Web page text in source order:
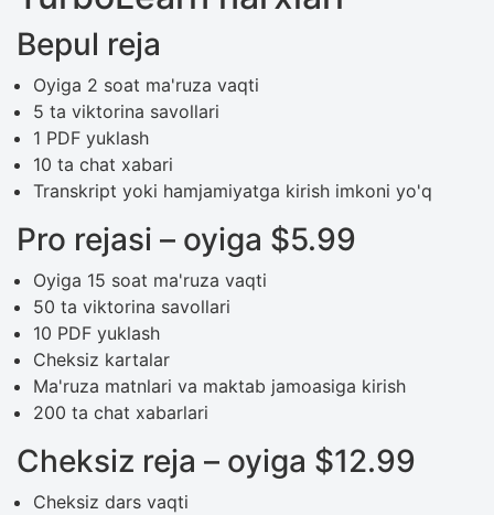
Bepul reja
Oyiga 2 soat ma'ruza vaqti
5 ta viktorina savollari
1 PDF yuklash
10 ta chat xabari
Transkript yoki hamjamiyatga kirish imkoni yo'q
Pro rejasi – oyiga $5.99
Oyiga 15 soat ma'ruza vaqti
50 ta viktorina savollari
10 PDF yuklash
Cheksiz kartalar
Ma'ruza matnlari va maktab jamoasiga kirish
200 ta chat xabarlari
Cheksiz reja – oyiga $12.99
Cheksiz dars vaqti